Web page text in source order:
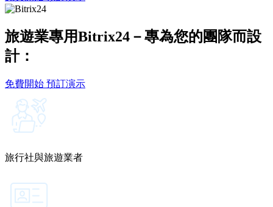
旅遊業專用Bitrix24－專為您的團隊而設
計：
免費開始 預訂演示
旅行社與旅遊業者